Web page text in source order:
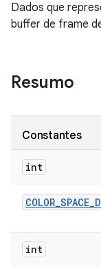
Dados que
buffer de frame
Resumo
Constantes
int
COLOR_SPACE_
int